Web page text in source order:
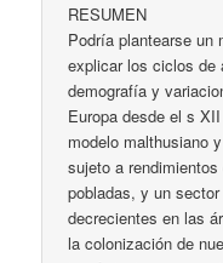
RESUMEN
Podría plantearse un
explicar los ciclos de
demografía y
Europa desde el s
modelo malthusiano
sujeto a
pobladas, y un
decrecientes en las
la colonización de